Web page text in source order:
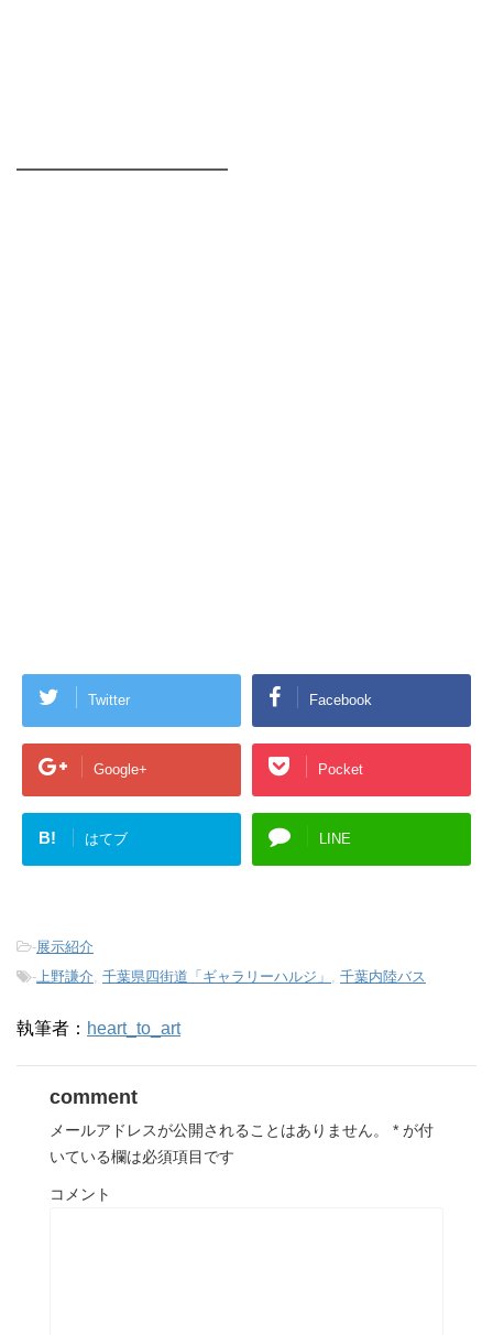
━━━━━━━━━━━━
Twitter Facebook
Google+ Pocket
B! はてブ LINE
-展示紹介
- 上野謙介 千葉県四街道「ギャラリーハルジ」 千葉内陸バス
執筆者： heart_to_art
comment
メールアドレスが公開されることはありません。 * が付
いている欄は必須項目です
コメント